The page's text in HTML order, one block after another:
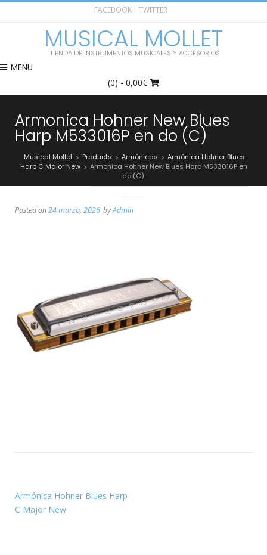
FACEBOOK TWITTER
MUSICAL MOLLET
TIENDA DE INSTRUMENTOS MUSICALES Y ACCESORIOS
MENU
(0) - 0,00€
Armonica Hohner New Blues
Harp M533016P en do (C)
Musical Mollet > Products > Armónicas > Armónica Hohner Blues
Harp C Major New > Armonica Hohner New Blues Harp M533016P en
do (C)
Posted on24 marzo, 2026 byAdmin
Armónica Hohner Blues Harp
C Major New